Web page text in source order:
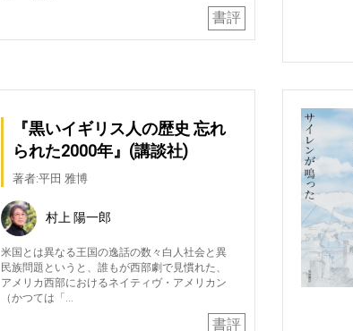
書評
『黒いイギリス人の歴史 忘れ
られた2000年』(講談社)
著者:平田 雅博
村上 陽一郎
米国とは異なる王国の逸話の数々白人社会と異
民族問題というと、誰もが西部劇で見慣れた、
アメリカ西部におけるネイティヴ・アメリカン
（かつては「…
書評